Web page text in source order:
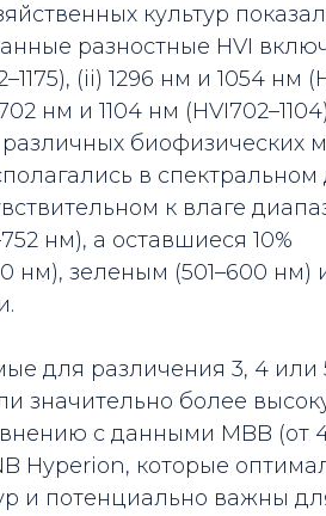
культур
разностные HVI
(ii) 1296 нм и 1054 нм
нм и 1104 нм
биофизических
в
к влаге
нм), а оставшиеся 10%
нм), зеленым (501–600
для различения 3, 4 или
значительно более
с данными MBB (от
Hyperion, которые
и потенциально важны